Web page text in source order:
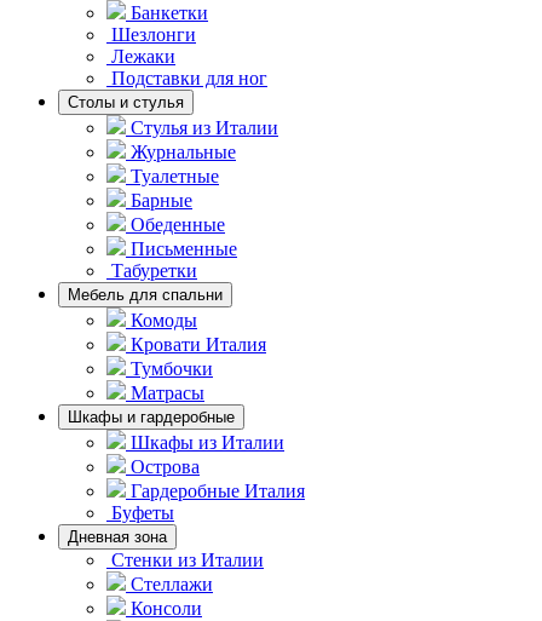
Банкетки
Шезлонги
Лежаки
Подставки для ног
Столы и стулья
Стулья из Италии
Журнальные
Туалетные
Барные
Обеденные
Письменные
Табуретки
Мебель для спальни
Комоды
Кровати Италия
Тумбочки
Матрасы
Шкафы и гардеробные
Шкафы из Италии
Острова
Гардеробные Италия
Буфеты
Дневная зона
Стенки из Италии
Стеллажи
Консоли